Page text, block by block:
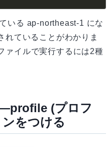
いる ap-northeast-1 にな
れていることがわかりま
ァイルで実行するには2種
(プロフ
をつける